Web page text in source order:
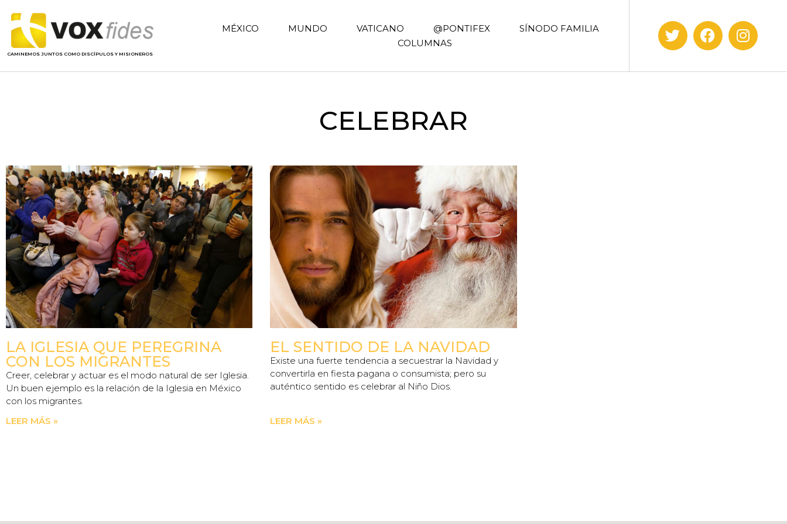
CAMINEMOS JUNTOS COMO DISCÍPULOS Y MISIONEROS
MÉXICO MUNDO VATICANO @PONTIFEX
SÍNODO FAMILIA
COLUMNAS
CELEBRAR
LA IGLESIA QUE PEREGRINA
CON LOS MIGRANTES
Creer, celebrar y actuar es el modo natural de ser Iglesia.
Un buen ejemplo es la relación de la Iglesia en México
con los migrantes.
LEER MÁS »
EL SENTIDO DE LA NAVIDAD
Existe una fuerte tendencia a secuestrar la Navidad y
convertirla en fiesta pagana o consumista; pero su
auténtico sentido es celebrar al Niño Dios.
LEER MÁS »